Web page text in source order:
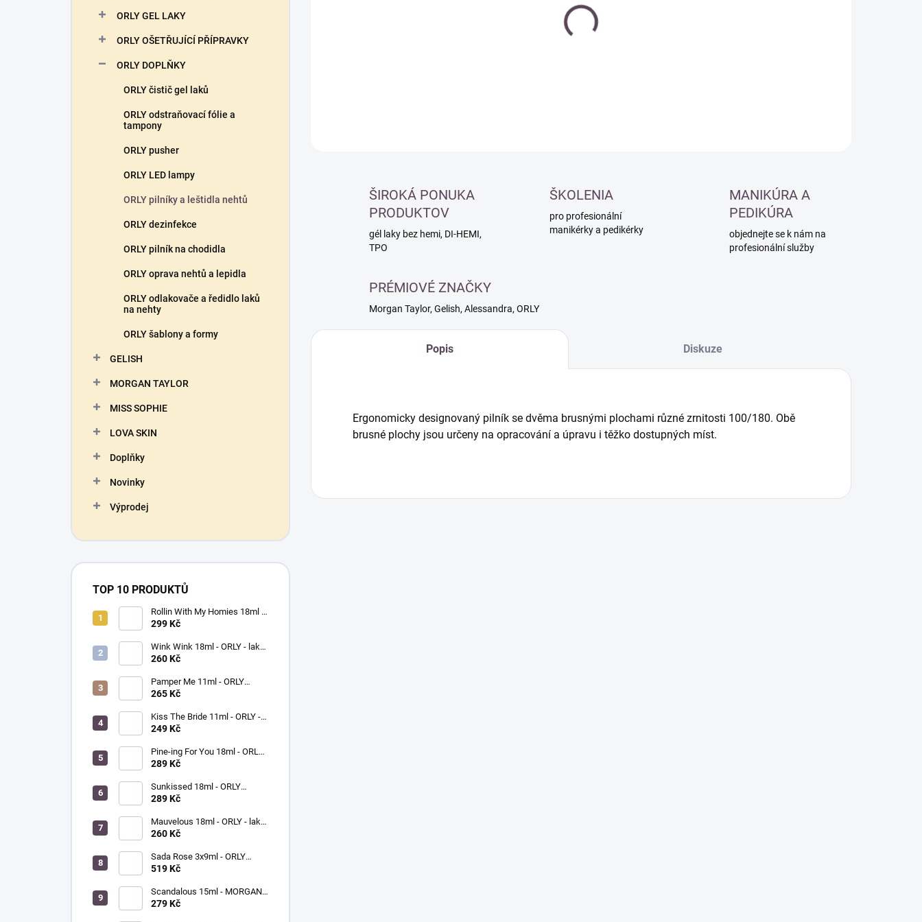
ORLY GEL LAKY
ORLY OŠETŘUJÍCÍ PŘÍPRAVKY
ORLY DOPLŇKY
ORLY čistič gel laků
ORLY odstraňovací fólie a
tampony
ORLY pusher
ORLY LED lampy
ORLY pilníky a leštidla nehtů
ORLY dezinfekce
ORLY pilník na chodidla
ORLY oprava nehtů a lepidla
ORLY odlakovače a ředidlo laků
na nehty
ORLY šablony a formy
GELISH
MORGAN TAYLOR
MISS SOPHIE
LOVA SKIN
Doplňky
Novinky
Výprodej
TOP 10 PRODUKTŮ
Rollin With My Homies 18ml -
ORLY - lak na nehty
299 Kč
Wink Wink 18ml - ORLY - lak
na nehty
260 Kč
Pamper Me 11ml - ORLY
BREATHABLE - ošetřující lak
265 Kč
Kiss The Bride 11ml - ORLY -
lak na nehty
249 Kč
Pine-ing For You 18ml - ORLY
BREATHABLE - ošetřující
289 Kč
Sunkissed 18ml - ORLY
BREATHABLE - ošetřující
289 Kč
Mauvelous 18ml - ORLY - lak
na nehty
260 Kč
Sada Rose 3x9ml - ORLY
FRENCH MANICURE - sada
519 Kč
Scandalous 15ml - MORGAN
TAYLOR - lak na nehty
279 Kč
ŠIROKÁ PONUKA
PRODUKTOV
gél laky bez hemi, DI-HEMI,
TPO
ŠKOLENIA
pro profesionální
manikérky a pedikérky
MANIKÚRA A
PEDIKÚRA
objednejte se k nám na
profesionální služby
PRÉMIOVÉ ZNAČKY
Morgan Taylor, Gelish, Alessandra, ORLY
Popis Diskuze
Ergonomicky designovaný pilník se dvěma brusnými plochami různé zrnitosti 100/180. Obě
brusné plochy jsou určeny na opracování a úpravu i těžko dostupných míst.